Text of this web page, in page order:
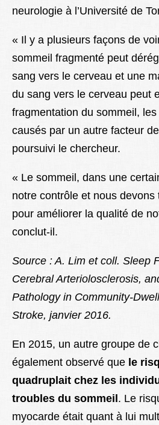
neurologie à l’Université de
« Il y a plusieurs façons de
sommeil fragmenté peut
sang vers le cerveau et une
du sang vers le cerveau peut
fragmentation du sommeil,
causés par un autre facteur
poursuivi le chercheur.
« Le sommeil, dans une
notre contrôle et nous
pour améliorer la qualité de
conclut-il.
Source : A. Lim et coll. Sleep
Cerebral Arteriolosclerosis,
Pathology in Community-
Stroke, janvier 2016.
En 2015, un autre groupe de
également observé que le
quadruplait chez les
troubles du sommeil . Le
myocarde était quant à lui